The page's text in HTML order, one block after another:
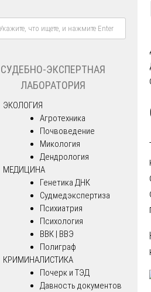
СУДЕБНО-ЭКСПЕРТНАЯ
ЛАБОРАТОРИЯ
ЭКОЛОГИЯ
Агротехника
Почвоведение
Микология
Дендрология
МЕДИЦИНА
Генетика ДНК
Судмедэкспертиза
Психиатрия
Психология
ВВК | ВВЭ
Полиграф
КРИМИНАЛИСТИКА
Почерк и ТЭД
Давность документов